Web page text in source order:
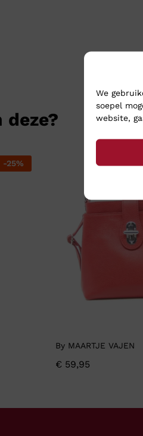
We
soepel
website,
deze?
-25%
By MAARTJE VAJEN
€ 59,95